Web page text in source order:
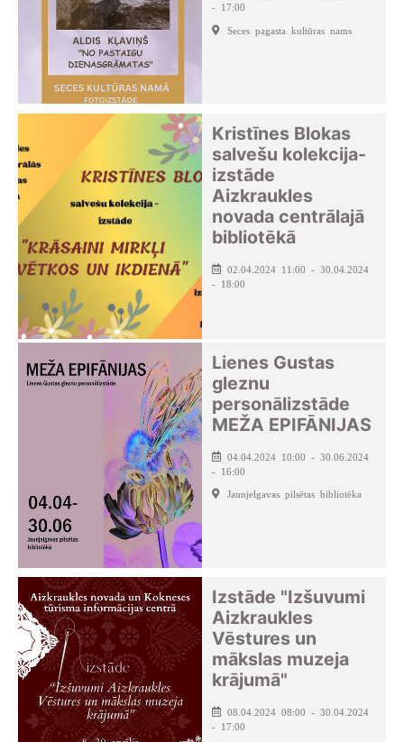
- 17:00
Seces pagasta kultūras nams
Kristīnes Blokas
salvešu kolekcija-
izstāde
Aizkraukles
novada centrālajā
bibliotēkā
02.04.2024 11:00 - 30.04.2024
- 18:00
Lienes Gustas
gleznu
personālizstāde
MEŽA EPIFĀNIJAS
04.04.2024 10:00 - 30.06.2024
- 16:00
Jaunjelgavas pilsētas bibliotēka
Izstāde "Izšuvumi
Aizkraukles
Vēstures un
mākslas muzeja
krājumā"
08.04.2024 08:00 - 30.04.2024
- 17:00